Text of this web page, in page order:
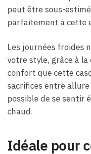
peut être sous-
parfaitement à cette
Les journées froides
votre style, grâce à
confort que cette
sacrifices entre
possible de se sentir
chaud.
Idéale pour